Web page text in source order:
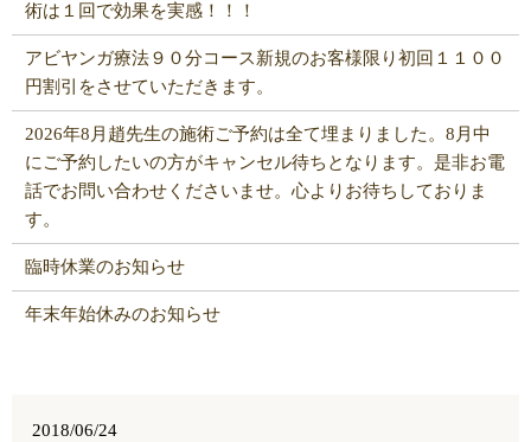
術は１回で効果を実感！！！
アビヤンガ療法９０分コース新規のお客様限り初回１１００
円割引をさせていただきます。
2026年8月趙先生の施術ご予約は全て埋まりました。8月中
にご予約したいの方がキャンセル待ちとなります。是非お電
話でお問い合わせくださいませ。心よりお待ちしておりま
す。
臨時休業のお知らせ
年末年始休みのお知らせ
2018/06/24